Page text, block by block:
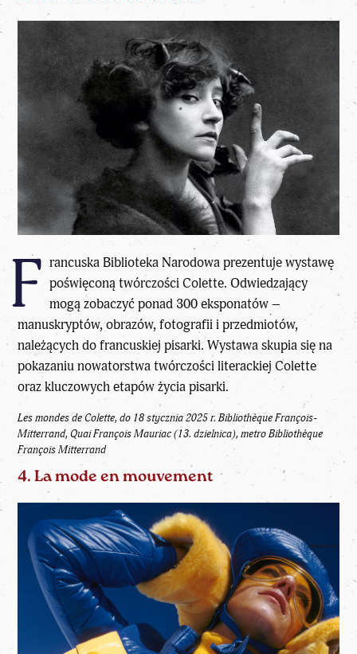
F rancuska Biblioteka Narodowa prezentuje wystawę
poświęconą twórczości Colette. Odwiedzający
mogą zobaczyć ponad 300 eksponatów –
manuskryptów, obrazów, fotografii i przedmiotów,
należących do francuskiej pisarki. Wystawa skupia się na
pokazaniu nowatorstwa twórczości literackiej Colette
oraz kluczowych etapów życia pisarki.
Les mondes de Colette, do 18 stycznia 2025 r. Bibliothèque François-
Mitterrand, Quai François Mauriac (13. dzielnica), metro Bibliothèque
François Mitterrand
4. La mode en mouvement